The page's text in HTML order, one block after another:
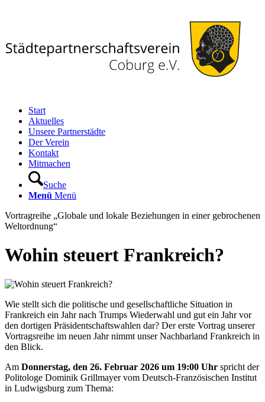
Start
Aktuelles
Unsere Partnerstädte
Der Verein
Kontakt
Mitmachen
Suche
Menü Menü
Vortragreihe „Globale und lokale Beziehungen in einer gebrochenen
Weltordnung“
Wohin steuert Frankreich?
Wie stellt sich die politische und gesellschaftliche Situation in
Frankreich ein Jahr nach Trumps Wiederwahl und gut ein Jahr vor
den dortigen Präsidentschaftswahlen dar? Der erste Vortrag unserer
Vortragsreihe im neuen Jahr nimmt unser Nachbarland Frankreich in
den Blick.
Am Donnerstag, den 26. Februar 2026 um 19:00 Uhr spricht der
Politologe Dominik Grillmayer vom Deutsch-Französischen Institut
in Ludwigsburg zum Thema: